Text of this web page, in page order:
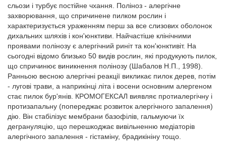
сльози і турбує постійне чхання. Поліноз - алергічне
захворювання, що спричинене пилком рослин і
характеризується ураженням перш за все слизових оболонок
дихальних шляхів і кон'юнктиви. Найчастіше клінічними
проявами полінозу є алергічний риніт та кон'юнктивіт. На
сьогодні відомо близько 50 видів рослин, які продукують пилок,
що спричинює виникнення полінозу (Шабалов Н.П., 1998).
Ранньою весною алергічні реакції викликає пилок дерев, потім
- лугові трави, а наприкінці літа і восени основним алергеном
стає пилок бур'янів. КРОМОГЕКСАЛ виявляє протиалергічну і
протизапальну (попереджає розвиток алергічного запалення)
дію. Він стабілізує мембрани базофілів, гальмуючи їх
дегрануляцію, що перешкоджає вивільненню медіаторів
алергічного запалення - гістаміну, брадикініну тощо.